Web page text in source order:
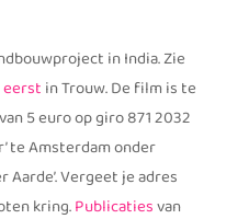
in India. Zie
eerst in Trouw. De film is te
5 euro op giro 871 2032
te Amsterdam onder
Aarde’. Vergeet je adres
kring.Publicatiesvan